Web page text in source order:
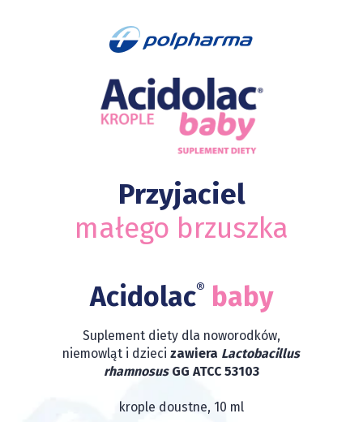
Przyjaciel
małego brzuszka
Acidolac® baby
Suplement diety dla noworodków,
niemowląt i dziecizawiera Lactobacillus
rhamnosusGG ATCC 53103
krople doustne, 10 ml